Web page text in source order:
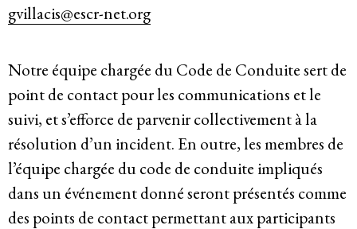
gvillacis@escr-net.org
Notre équipe chargée du Code de Conduite sert de
point de contact pour les communications et le
suivi, et s’efforce de parvenir collectivement à la
résolution d’un incident. En outre, les membres de
l’équipe chargée du code de conduite impliqués
dans un événement donné seront présentés comme
des points de contact permettant aux participants